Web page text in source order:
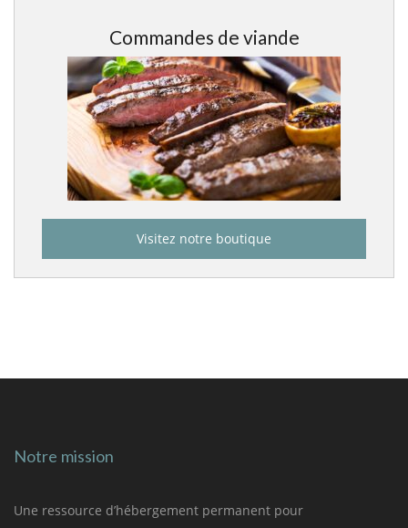
Commandes de viande
Visitez notre boutique
Notre mission
Une ressource d’hébergement permanent pour